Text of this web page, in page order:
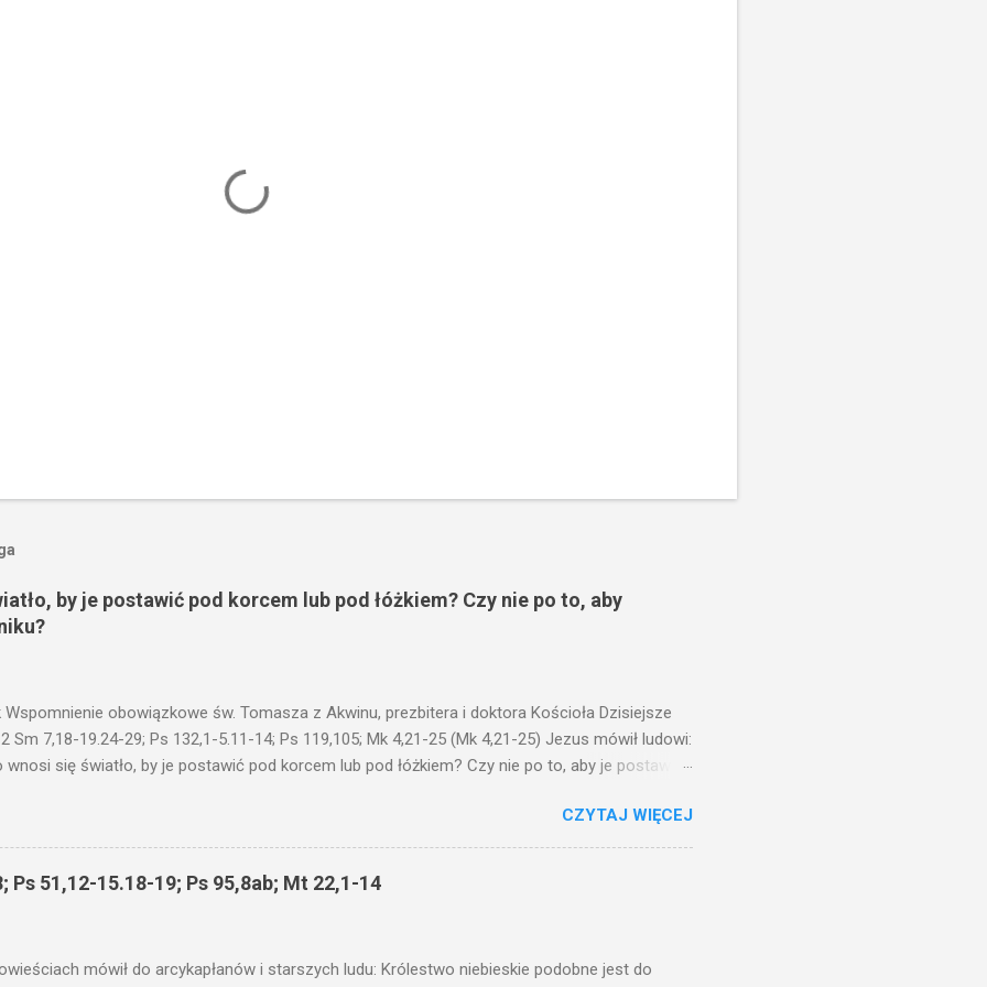
by je postawić pod korcem lub pod łóżkiem? Czy nie po to, aby
Wspomnienie obowiązkowe św. Tomasza z Akwinu, prezbitera i doktora Kościoła Dzisiejsze
Sm 7,18-19.24-29; Ps 132,1-5.11-14; Ps 119,105; Mk 4,21-25 (Mk 4,21-25) Jezus mówił ludowi:
wnosi się światło, by je postawić pod korcem lub pod łóżkiem? Czy nie po to, aby je postawić
I mówił im: Uważajcie na to, czego słuchacie. Taką samą miarą, jaką wy mierzycie,
i jeszcze wam dołożą. Bo kto ma, temu będzie dane; a kto nie ma, pozbawią go i tego, co
fragmencie z Ewangelii Jezus kontynuuje przypowieści.... Czy po to wnosi się światło,
pod korcem lub pod łóżkiem? Czy nie po to, aby je postawić na świeczniku? Nie ma
CZYTAJ WIĘCEJ
Ps 51,12-15.18-19; Ps 95,8ab; Mt 22,1-14
mówił do arcykapłanów i starszych ludu: Królestwo niebieskie podobne jest do